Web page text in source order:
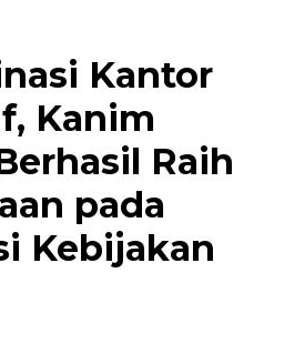
Kantor
Kanim
Raih
pada
Kebijakan